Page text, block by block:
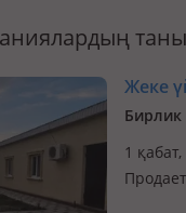
Жеке
Бирлик
1